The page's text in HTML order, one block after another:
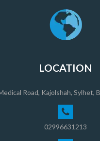
LOCATION
Road, Kajolshah, Sylhet,
02996631213